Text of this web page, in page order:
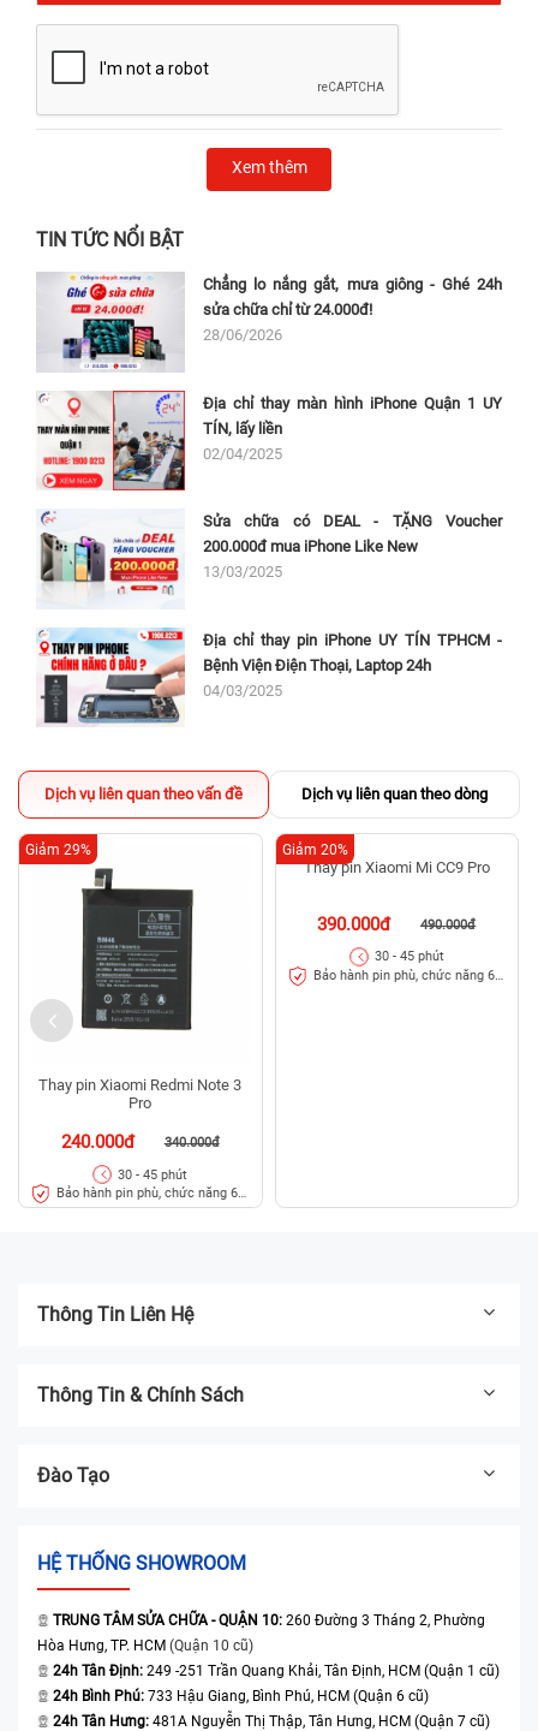
Xem thêm
TIN TỨC NỔI BẬT
Chẳng lo nắng gắt, mưa giông - Ghé 24h
sửa chữa chỉ từ 24.000đ!
28/06/2026
Địa chỉ thay màn hình iPhone Quận 1 UY
TÍN, lấy liền
02/04/2025
Sửa chữa có DEAL - TẶNG Voucher
200.000đ mua iPhone Like New
13/03/2025
Địa chỉ thay pin iPhone UY TÍN TPHCM -
Bệnh Viện Điện Thoại, Laptop 24h
04/03/2025
Dịch vụ liên quan theo vấn đề Dịch vụ liên quan theo dòng
Thay pin Xiaomi Redmi Note 3
Pro
240.000đ 340.000đ
Giảm 29%
30 - 45 phút
Bảo hành pin phù, chức năng 6
tháng
Thay pin Xiaomi Mi CC9 Pro
390.000đ 490.000đ
Giảm 20%
30 - 45 phút
Bảo hành pin phù, chức năng 6
Thông Tin Liên Hệ
Thông Tin & Chính Sách
Đào Tạo
HỆ THỐNG SHOWROOM
TRUNG TÂM SỬA CHỮA - QUẬN 10: 260 Đường 3 Tháng 2, Phường
Hòa Hưng, TP. HCM (Quận 10 cũ)
24h Tân Định: 249 -251 Trần Quang Khải, Tân Định, HCM (Quận 1 cũ)
24h Bình Phú: 733 Hậu Giang, Bình Phú, HCM (Quận 6 cũ)
24h Tân Hưng: 481A Nguyễn Thị Thập, Tân Hưng, HCM (Quận 7 cũ)